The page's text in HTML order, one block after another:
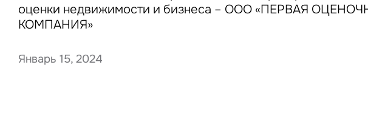
оценки недвижимости и бизнеса – ООО «ПЕРВАЯ
КОМПАНИЯ»
Январь 15, 2024